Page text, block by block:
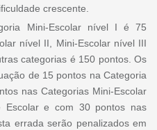
crescente.
Mini-Escolar nível I é 75
nível II, Mini-Escolar nível III
categorias é 150 pontos. Os
de 15 pontos na Categoria
nas Categorias Mini-Escolar
Escolar e com 30 pontos nas
errada serão penalizados em